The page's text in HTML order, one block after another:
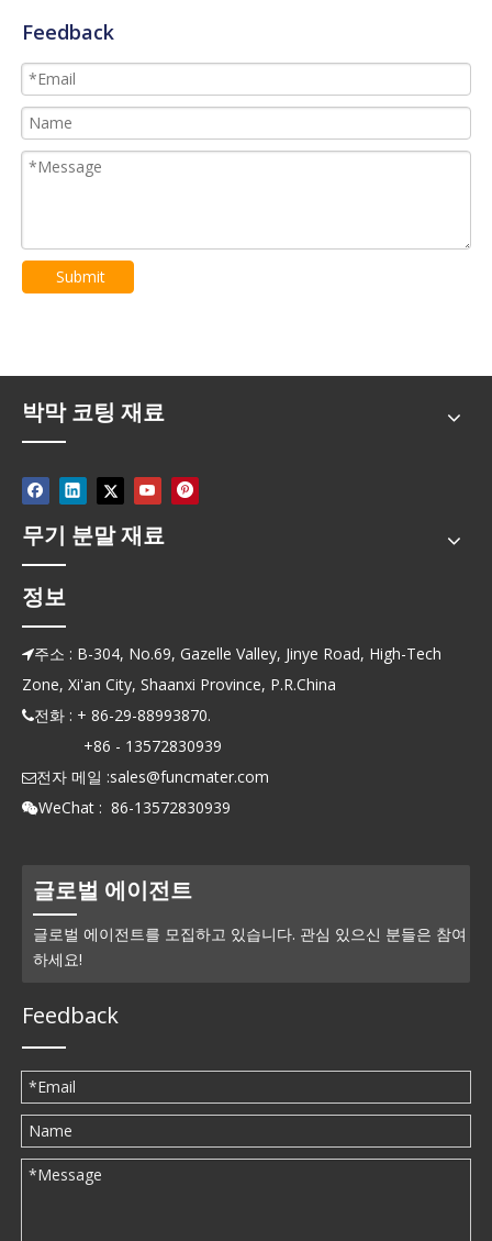
Feedback
Submit
박막 코팅 재료
무기 분말 재료
정보
주소 : B-304, No.69, Gazelle Valley, Jinye Road, High-Tech
Zone, Xi'an City, Shaanxi Province, P.R.China
전화 : + 86-29-88993870.
+86 - 13572830939
전자 메일 :sales@funcmater.com
WeChat : 86-13572830939
글로벌 에이전트
글로벌 에이전트를 모집하고 있습니다. 관심 있으신 분들은 참여
하세요!
Feedback